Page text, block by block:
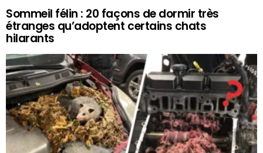
Sommeil félin : 20 façons de dormir très
étranges qu’adoptent certains chats
hilarants